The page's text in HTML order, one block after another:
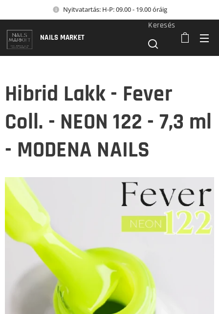
Nyitvatartás: H-P: 09.00 - 19.00 óráig
NAILS MARKET
Keresés
Hibrid Lakk - Fever
Coll. - NEON 122 - 7,3 ml
- MODENA NAILS